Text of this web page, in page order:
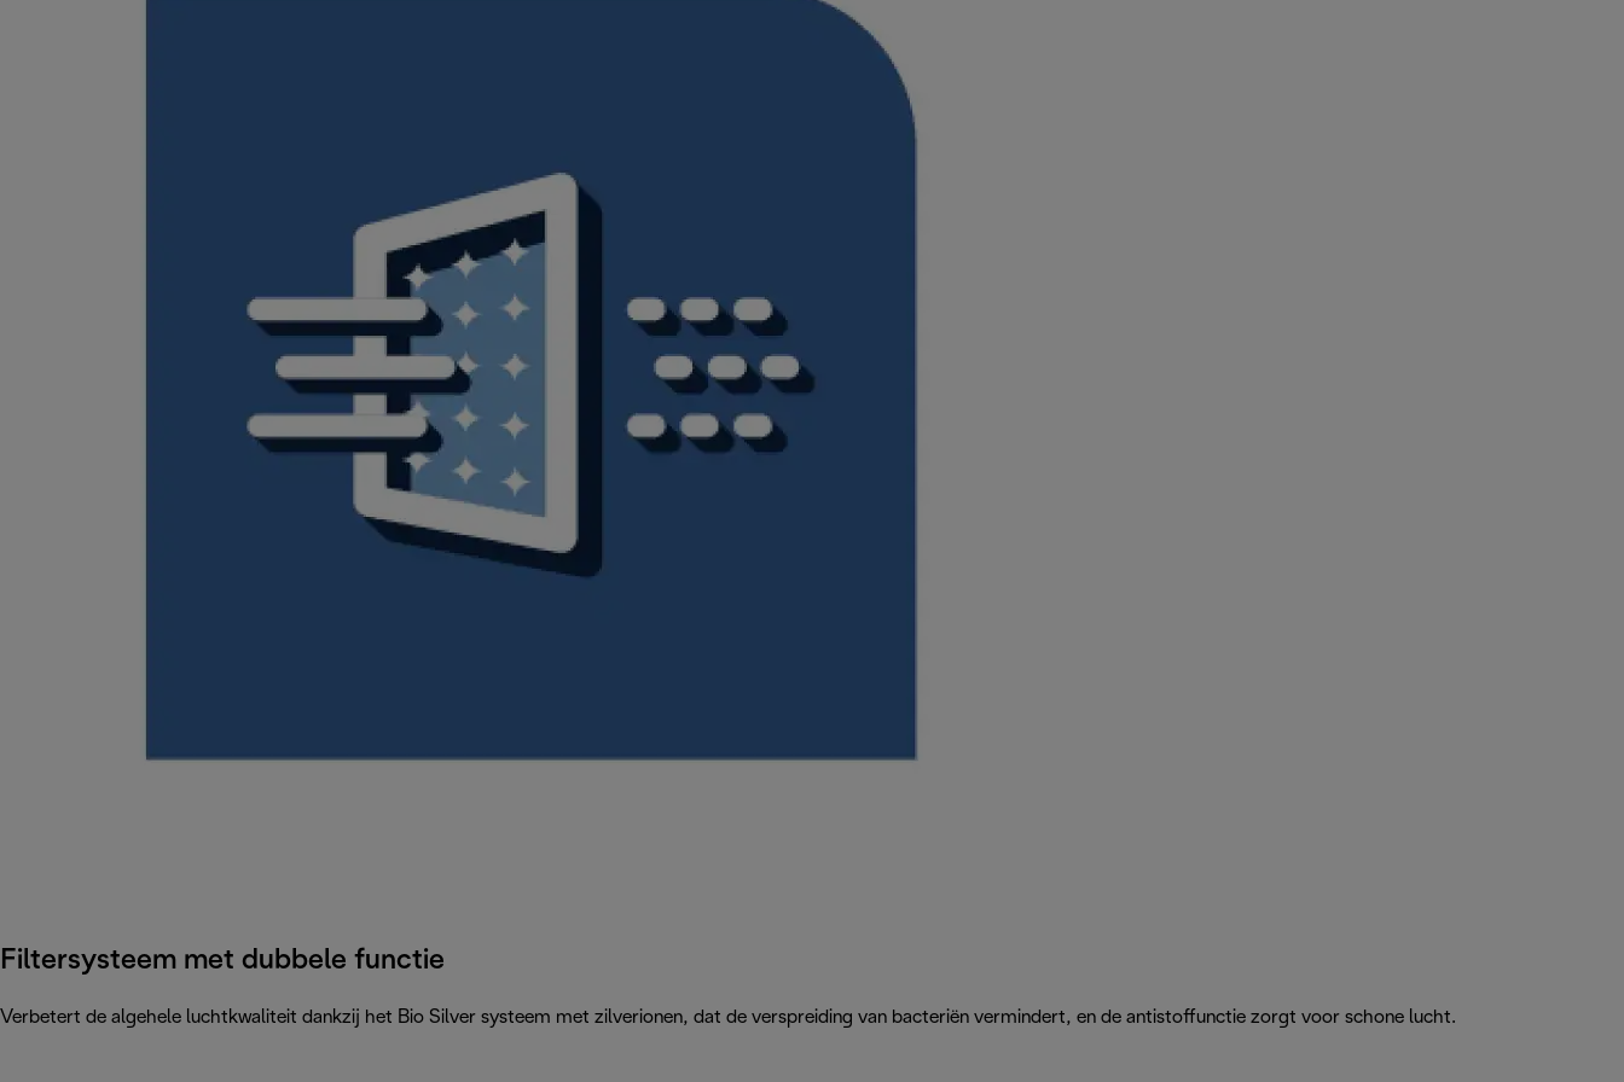
Filtersysteem met dubbele functie
Verbetert de algehele luchtkwaliteit dankzij het Bio Silver systeem met zilverionen, dat de verspreiding van bacteriën vermindert, en de antistoffunctie zorgt voor schone lucht.